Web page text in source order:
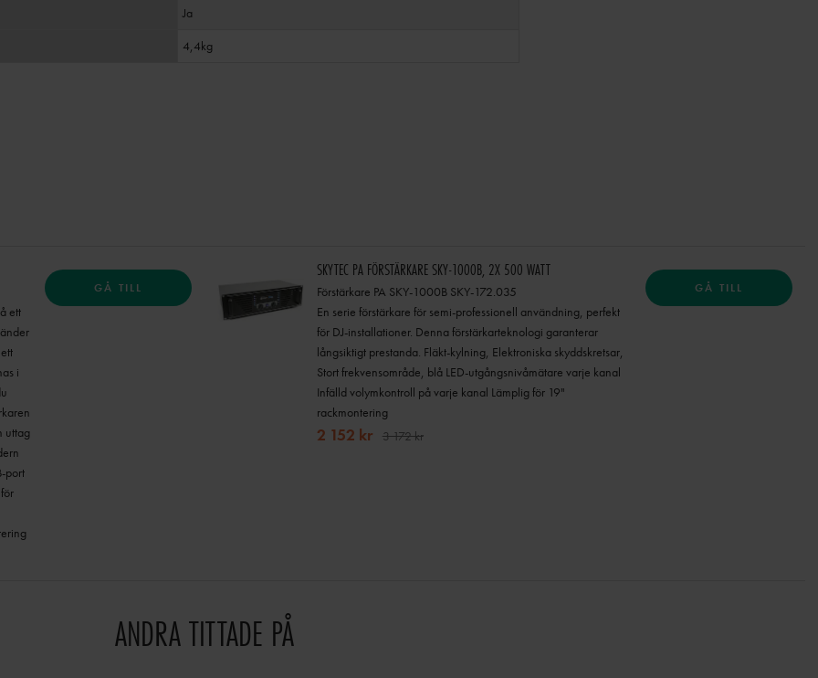
Ja
4,4kg
ett
i
uttag
port
GÅ TILL
SKYTEC PA FÖRSTÄRKARE SKY-1000B, 2X 500 WATT
Förstärkare PA SKY-1000B SKY-172.035
En serie förstärkare för semi-professionell användning, perfekt
för DJ-installationer. Denna förstärkarteknologi garanterar
långsiktigt prestanda. Fläkt-kylning, Elektroniska skyddskretsar,
Stort frekvensområde, blå LED-utgångsnivåmätare varje kanal
Infälld volymkontroll på varje kanal Lämplig för 19"
rackmontering
2 152 kr 3 172 kr
GÅ TILL
ANDRA TITTADE PÅ